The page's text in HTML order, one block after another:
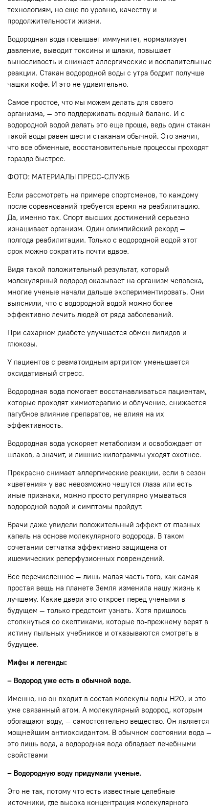
технологиям, но еще по уровню, качеству и
продолжительности жизни.
Водородная вода повышает иммунитет, нормализует
давление, выводит токсины и шлаки, повышает
выносливость и снижает аллергические и воспалительные
реакции. Стакан водородной воды с утра бодрит получше
чашки кофе. И это не удивительно.
Самое простое, что мы можем делать для своего
организма, — это поддерживать водный баланс. И с
водородной водой делать это еще проще, ведь один стакан
такой воды равен шести стаканам обычной. Это значит,
что все обменные, восстановительные процессы проходят
гораздо быстрее.
ФОТО: МАТЕРИАЛЫ ПРЕСС-СЛУЖБ
Если рассмотреть на примере спортсменов, то каждому
после соревнований требуется время на реабилитацию.
Да, именно так. Спорт высших достижений серьезно
изнашивает организм. Один олимпийский рекорд —
полгода реабилитации. Только с водородной водой этот
срок можно сократить почти вдвое.
Видя такой положительный результат, который
молекулярный водород оказывает на организм человека,
многие ученые начали дальше экспериментировать. Они
выяснили, что с водородной водой можно более
эффективно лечить людей от ряда заболеваний.
При сахарном диабете улучшается обмен липидов и
глюкозы.
У пациентов с ревматоидным артритом уменьшается
оксидативный стресс.
Водородная вода помогает восстанавливаться пациентам,
которые проходят химиотерапию и облучение, снижается
пагубное влияние препаратов, не влияя на их
эффективность.
Водородная вода ускоряет метаболизм и освобождает от
шлаков, а значит, и лишние килограммы уходят охотнее.
Прекрасно снимает аллергические реакции, если в сезон
«цветения» у вас невозможно чешутся глаза или есть
иные признаки, можно просто регулярно умываться
водородной водой и симптомы пройдут.
Врачи даже увидели положительный эффект от глазных
капель на основе молекулярного водорода. В таком
сочетании сетчатка эффективно защищена от
ишемических реперфузионных повреждений.
Все перечисленное — лишь малая часть того, как самая
простая вещь на планете Земля изменила нашу жизнь к
лучшему. Какие двери это откроет перед учеными в
будущем — только предстоит узнать. Хотя пришлось
столкнуться со скептиками, которые по-прежнему верят в
истину пыльных учебников и отказываются смотреть в
будущее.
Мифы и легенды:
– Водород уже есть в обычной воде.
Именно, но он входит в состав молекулы воды H2O, и это
уже связанный атом. А молекулярный водород, которым
обогащают воду, — самостоятельно вещество. Он является
мощнейшим антиоксидантом. В обычном состоянии вода —
это лишь вода, а водородная вода обладает лечебными
свойствами
– Водородную воду придумали ученые.
Это не так, потому что есть известные целебные
источники, где высока концентрация молекулярного